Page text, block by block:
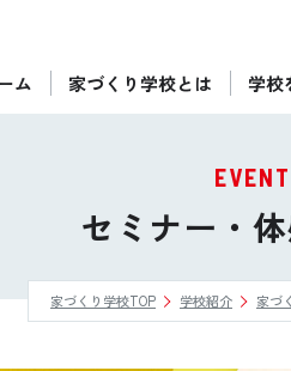
ム 家づくり学校とは 学校
ぴったりの
後悔しない
セミ
ご利用は
お近く
EVENT
セミナー・
家づくり学校TOP 学校紹介 家づ